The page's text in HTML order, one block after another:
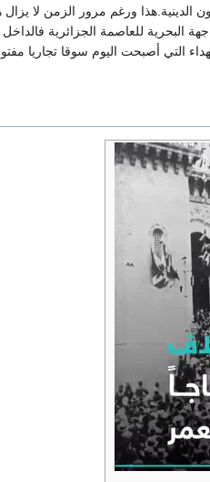
الدينية.هذا ورغم مرور الزمن لا
البحرية للعاصمة الجزائرية
التي أصبحت اليوم سوقا تجاريا